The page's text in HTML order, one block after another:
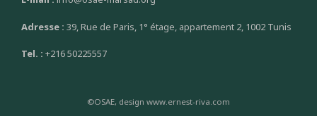
Adresse :39, Rue de Paris, 1° étage, appartement 2, 1002 Tunis
Tel. :+216 50225557
©OSAE, design www.ernest-riva.com